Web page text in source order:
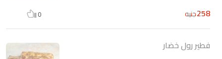
258جنيه 0
فطير رول خضار